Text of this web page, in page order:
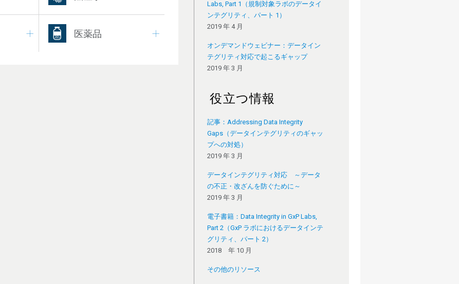
医薬品
Labs, Part 1（規制対象ラボのデータイ
ンテグリティ、パート 1）
2019 年 4 月
オンデマンドウェビナー：データイン
テグリティ対応で起こるギャップ
2019 年 3 月
役立つ情報
記事：Addressing Data Integrity
Gaps（データインテグリティのギャッ
プへの対処）
2019 年 3 月
データインテグリティ対応 ～データ
の不正・改ざんを防ぐために～
2019 年 3 月
電子書籍：Data Integrity in GxP Labs,
Part 2（GxP ラボにおけるデータインテ
グリティ、パート 2）
2018 年 10 月
その他のリソース